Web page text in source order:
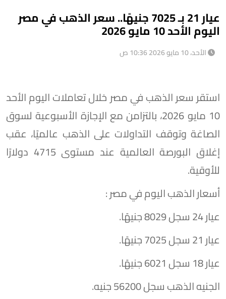
عيار 21 بـ 7025 جنيهًا.. سعر الذهب في مصر
اليوم الأحد 10 مايو 2026
الأحد، 10 مايو 2026 10:36 ص
استقر سعر الذهب في مصر خلال تعاملات اليوم الأحد
10 مايو 2026، بالتزامن مع الإجازة الأسبوعية لسوق
الصاغة وتوقف التداولات على الذهب عالميًا، عقب
إغلاق البورصة العالمية عند مستوى 4715 دولارًا
للأوقية.
أسعار الذهب اليوم في مصر :
عيار 24 سجل 8029 جنيهًا.
عيار 21 سجل 7025 جنيهًا.
عيار 18 سجل 6021 جنيهًا.
الجنيه الذهب سجل 56200 جنيه.